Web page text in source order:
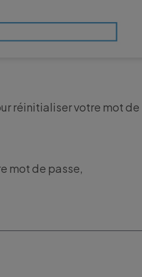
réinitialiser votre mot